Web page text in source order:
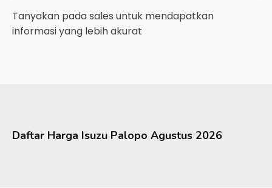
Tanyakan pada sales untuk mendapatkan
informasi yang lebih akurat
Daftar Harga Isuzu Palopo Agustus 2026